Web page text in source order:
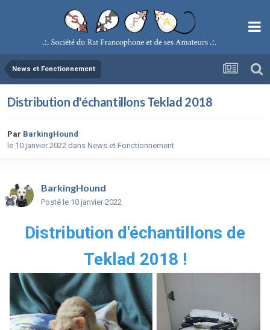
News et Fonctionnement
Distribution d'échantillons Teklad 2018
Par BarkingHound
le 10 janvier 2022 dans News et Fonctionnement
BarkingHound
Posté le 10 janvier 2022
Distribution d'échantillons de
Teklad 2018 !